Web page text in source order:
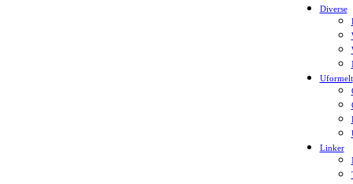
Diverse
Uformelt
Linker